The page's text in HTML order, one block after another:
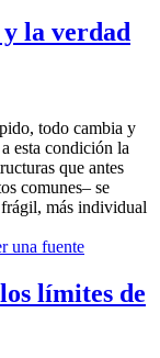
la verdad
todo cambia y
esta condición la
que antes
comunes– se
más individual
límites de